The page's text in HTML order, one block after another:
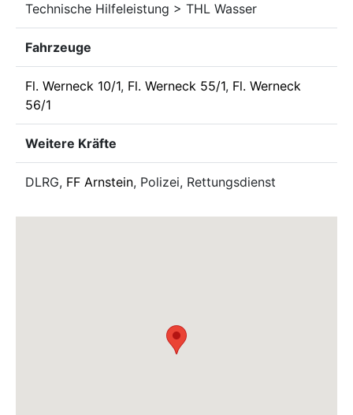
Technische Hilfeleistung > THL Wasser
Fahrzeuge
Fl. Werneck 10/1, Fl. Werneck 55/1, Fl. Werneck
56/1
Weitere Kräfte
DLRG, FF Arnstein, Polizei, Rettungsdienst